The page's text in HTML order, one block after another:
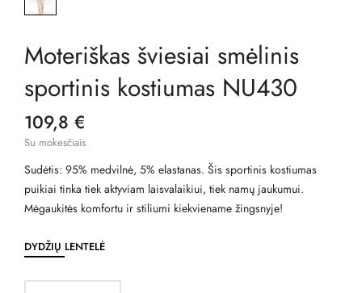
Moteriškas šviesiai smėlinis
sportinis kostiumas NU430
109,8 €
Su mokesčiais
Sudėtis: 95% medvilnė, 5% elastanas. Šis sportinis kostiumas
puikiai tinka tiek aktyviam laisvalaikiui, tiek namų jaukumui.
Mėgaukitės komfortu ir stiliumi kiekviename žingsnyje!
DYDŽIŲ LENTELĖ